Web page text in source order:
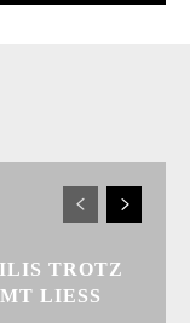
TROTZ
LIESS